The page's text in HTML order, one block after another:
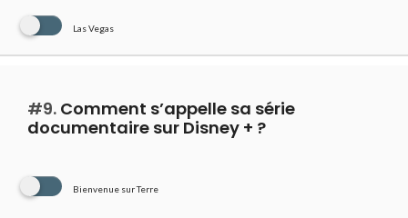
Las Vegas
#9. Comment s’appelle sa série
documentaire sur Disney + ?
Bienvenue sur Terre